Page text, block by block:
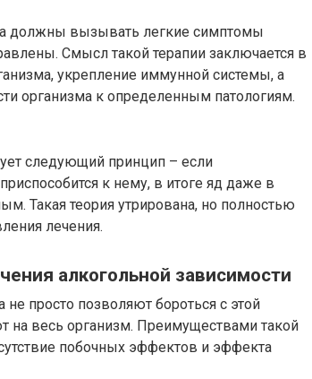
должны вызывать легкие симптомы
Смысл такой терапии заключается в
укрепление иммунной системы, а
организма к определенным патологиям.
следующий принцип – если
к нему, в итоге яд даже в
Такая теория утрирована, но полностью
лечения.
алкогольной зависимости
не просто позволяют бороться с этой
на весь организм. Преимуществами такой
побочных эффектов и эффекта